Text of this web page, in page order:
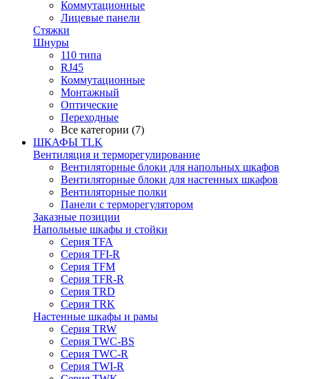
Коммутационные
Лицевые панели
Стяжки
Шнуры
110 типа
RJ45
Коммутационные
Монтажный
Оптические
Переходные
Все категории (7)
ШКАФЫ TLK
Вентиляция и терморегулирование
Вентиляторные блоки для напольных шкафов
Вентиляторные блоки для настенных шкафов
Вентиляторные полки
Панели с терморегулятором
Заказные позиции
Напольные шкафы и стойки
Серия TFA
Серия TFI-R
Серия TFM
Серия TFR-R
Серия TRD
Серия TRK
Настенные шкафы и рамы
Серия TRW
Серия TWC-BS
Серия TWC-R
Серия TWI-R